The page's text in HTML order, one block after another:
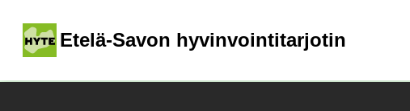
sisältöön
Etelä-Savon hyvinvointitarjotin